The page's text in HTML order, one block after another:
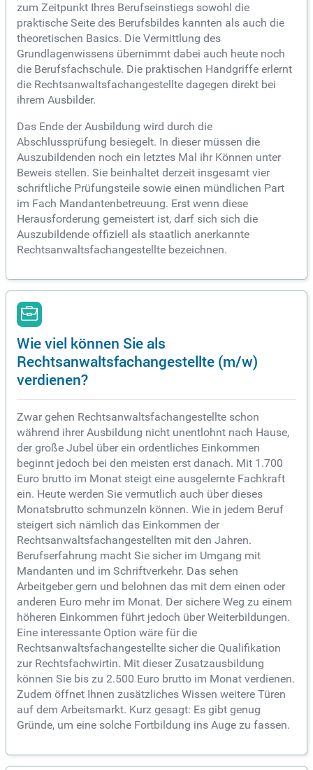
zum Zeitpunkt Ihres Berufseinstiegs sowohl die
praktische Seite des Berufsbildes kannten als auch die
theoretischen Basics. Die Vermittlung des
Grundlagenwissens übernimmt dabei auch heute noch
die Berufsfachschule. Die praktischen Handgriffe erlernt
die Rechtsanwaltsfachangestellte dagegen direkt bei
ihrem Ausbilder.
Das Ende der Ausbildung wird durch die
Abschlussprüfung besiegelt. In dieser müssen die
Auszubildenden noch ein letztes Mal ihr Können unter
Beweis stellen. Sie beinhaltet derzeit insgesamt vier
schriftliche Prüfungsteile sowie einen mündlichen Part
im Fach Mandantenbetreuung. Erst wenn diese
Herausforderung gemeistert ist, darf sich sich die
Auszubildende offiziell als staatlich anerkannte
Rechtsanwaltsfachangestellte bezeichnen.
Wie viel können Sie als
Rechtsanwaltsfachangestellte (m/w)
verdienen?
Zwar gehen Rechtsanwaltsfachangestellte schon
während ihrer Ausbildung nicht unentlohnt nach Hause,
der große Jubel über ein ordentliches Einkommen
beginnt jedoch bei den meisten erst danach. Mit 1.700
Euro brutto im Monat steigt eine ausgelernte Fachkraft
ein. Heute werden Sie vermutlich auch über dieses
Monatsbrutto schmunzeln können. Wie in jedem Beruf
steigert sich nämlich das Einkommen der
Rechtsanwaltsfachangestellten mit den Jahren.
Berufserfahrung macht Sie sicher im Umgang mit
Mandanten und im Schriftverkehr. Das sehen
Arbeitgeber gern und belohnen das mit dem einen oder
anderen Euro mehr im Monat. Der sichere Weg zu einem
höheren Einkommen führt jedoch über Weiterbildungen.
Eine interessante Option wäre für die
Rechtsanwaltsfachangestellte sicher die Qualifikation
zur Rechtsfachwirtin. Mit dieser Zusatzausbildung
können Sie bis zu 2.500 Euro brutto im Monat verdienen.
Zudem öffnet Ihnen zusätzliches Wissen weitere Türen
auf dem Arbeitsmarkt. Kurz gesagt: Es gibt genug
Gründe, um eine solche Fortbildung ins Auge zu fassen.